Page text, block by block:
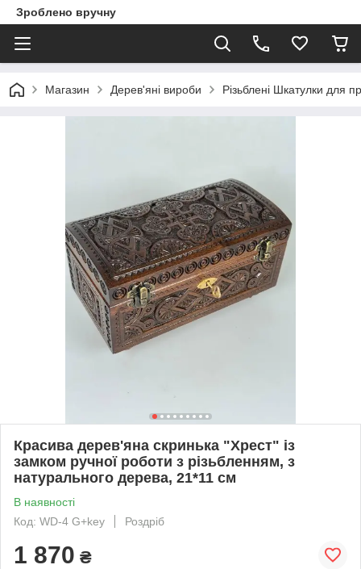
Зроблено вручну
Магазин Дерев'яні вироби Різьблені Шкатулки для
Красива дерев'яна скринька "Хрест" із
замком ручної роботи з різьбленням, з
натурального дерева, 21*11 см
В наявності
Код: WD-4 G+key
Роздріб
1 870 ₴